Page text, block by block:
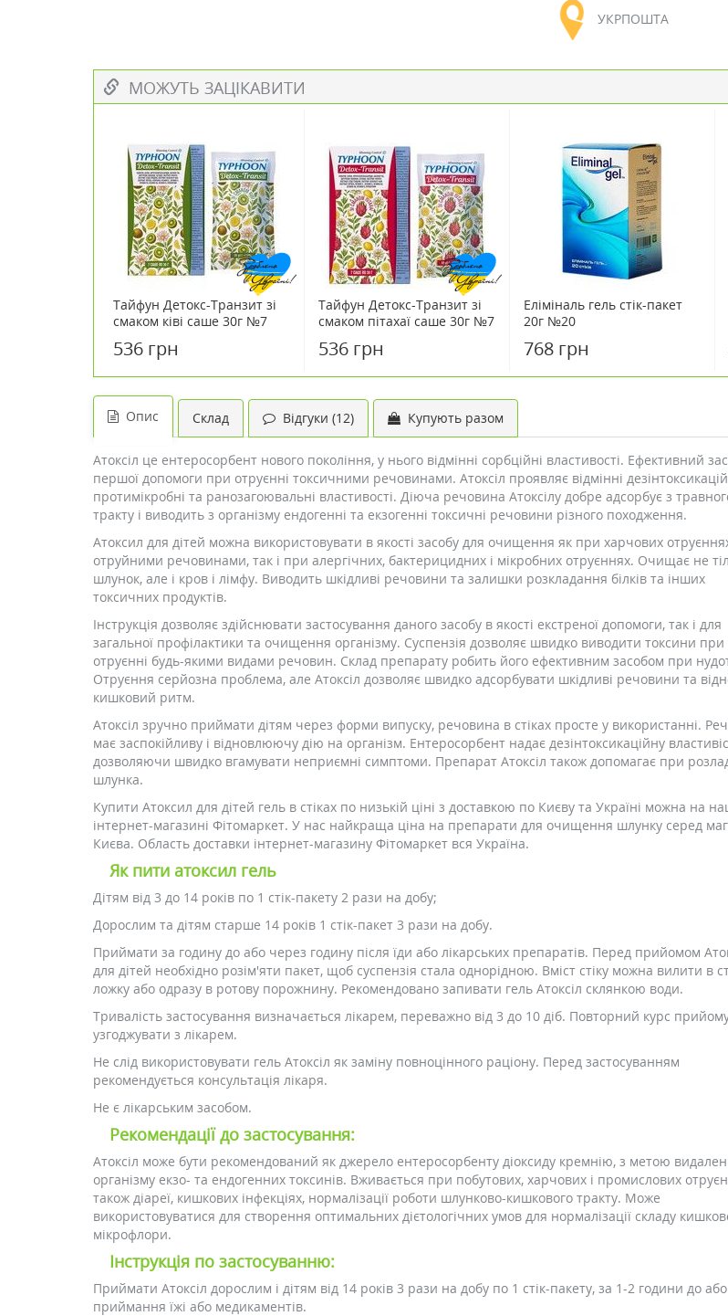
УКРПОШТА
МОЖУТЬ ЗАЦІКАВИТИ
Тайфун Детокс-Транзит зi
смаком ківі саше 30г №7
536 грн
Тайфун Детокс-Транзит зi
смаком пiтахаї саше 30г №7
536 грн
Еліміналь гель стік-пакет
20г №20
768 грн
Опис Склад Відгуки (12) Купують разом
Атоксіл це ентеросорбент нового покоління, у нього відмінні сорбційні властивості. Ефективний
першої допомоги при отруєнні токсичними речовинами. Атоксіл проявляє відмінні
протимікробні та ранозагоювальні властивості. Діюча речовина Атоксілу добре адсорбує з
тракту і виводить з організму ендогенні та екзогенні токсичні речовини різного походження.
Атоксил для дітей можна використовувати в якості засобу для очищення як при харчових
отруйними речовинами, так і при алергічних, бактерицидних і мікробних отруєннях. Очищає не
шлунок, але і кров і лімфу. Виводить шкідливі речовини та залишки розкладання білків та інших
токсичних продуктів.
Інструкція дозволяє здійснювати застосування даного засобу в якості екстреної допомоги, так і для
загальної профілактики та очищення організму. Суспензія дозволяє швидко виводити токсини при
отруєнні будь-якими видами речовин. Склад препарату робить його ефективним засобом при
Отруєння серйозна проблема, але Атоксіл дозволяє швидко адсорбувати шкідливі речовини та
кишковий ритм.
Атоксіл зручно приймати дітям через форми випуску, речовина в стіках просте у використанні.
має заспокійливу і відновлюючу дію на організм. Ентеросорбент надає дезінтоксикаційну
дозволяючи швидко вгамувати неприємні симптоми. Препарат Атоксіл також допомагає при
шлунка.
Купити Атоксил для дітей гель в стіках по низькій ціні з доставкою по Києву та Україні можна на
інтернет-магазині Фітомаркет. У нас найкраща ціна на препарати для очищення шлунку серед
Києва. Область доставки інтернет-магазину Фітомаркет вся Україна.
Як пити атоксил гель
Дітям від 3 до 14 років по 1 стік-пакету 2 рази на добу;
Дорослим та дітям старше 14 років 1 стік-пакет 3 рази на добу.
Приймати за годину до або через годину після їди або лікарських препаратів. Перед прийомом
для дітей необхідно розім'яти пакет, щоб суспензія стала однорідною. Вміст стіку можна вилити в
ложку або одразу в ротову порожнину. Рекомендовано запивати гель Атоксіл склянкою води.
Тривалість застосування визначається лікарем, переважно від 3 до 10 діб. Повторний курс
узгоджувати з лікарем.
Не слід використовувати гель Атоксіл як заміну повноцінного раціону. Перед застосуванням
рекомендується консультація лікаря.
Не є лікарським засобом.
Рекомендації до застосування:
Атоксіл може бути рекомендований як джерело ентеросорбенту діоксиду кремнію, з метою
організму екзо- та ендогенних токсинів. Вживається при побутових, харчових і промислових
також діареї, кишкових інфекціях, нормалізації роботи шлунково-кишкового тракту. Може
використовуватися для створення оптимальних дієтологічних умов для нормалізації складу
мікрофлори.
Інструкція по застосуванню:
Приймати Атоксіл дорослим і дітям від 14 років 3 рази на добу по 1 стік-пакету, за 1-2 години до або
приймання їжі або медикаментів.